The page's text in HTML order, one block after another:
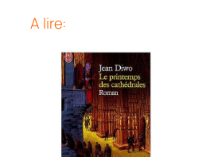
A lire: